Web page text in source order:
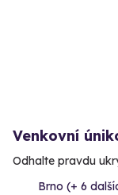
Venkovní
Odhalte pravdu
Brno (+ 6